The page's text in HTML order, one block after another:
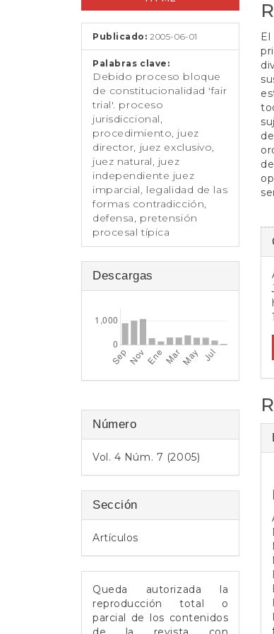
artículo
Publicado:2005-06-01
Palabras clave:
Debido proceso bloque
de constitucionalidad 'fair
trial'. proceso
jurisdiccional,
procedimiento, juez
director, juez exclusivo,
juez natural, juez
independiente juez
imparcial, legalidad de las
formas contradicción,
defensa, pretensión
procesal típica
Descargas
Número
Vol. 4 Núm. 7 (2005)
Sección
Artículos
Queda autorizada la
reproducción total o
parcial de los contenidos